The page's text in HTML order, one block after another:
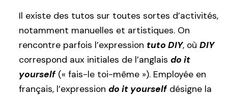
Il existe des tutos sur toutes sortes d’activités,
notamment manuelles et artistiques. On
rencontre parfois l’expression tuto DIY, où DIY
correspond aux initiales de l’anglais do it
yourself (« fais-le toi-même »). Employée en
français, l’expression do it yourself désigne la